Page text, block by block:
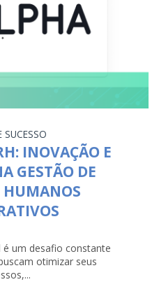
SUCESSO
INOVAÇÃO E
GESTÃO DE
HUMANOS
um desafio constante
otimizar seus